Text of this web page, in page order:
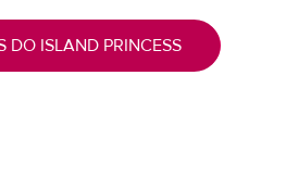
DO ISLAND PRINCESS